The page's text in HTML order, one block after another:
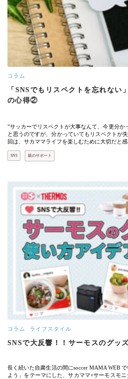
コラム
「SNSでもリスペクトを忘れな
の心得②
”サッカーでリスペクトが大事なんて、今更分か
と思うのですが、分かっていてもリスペクトが
回は、サカママライフを楽しむために大切だと感
SNS 親のサポート
コラム ライフスタイル
SNSで大反響！！サーモスのグッ
長く続いた自粛生活の間にsoccer MAMA WEB
よう」をテーマにした、サカママ×サーモスモ